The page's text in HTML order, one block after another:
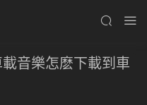
音樂怎麽下載到車